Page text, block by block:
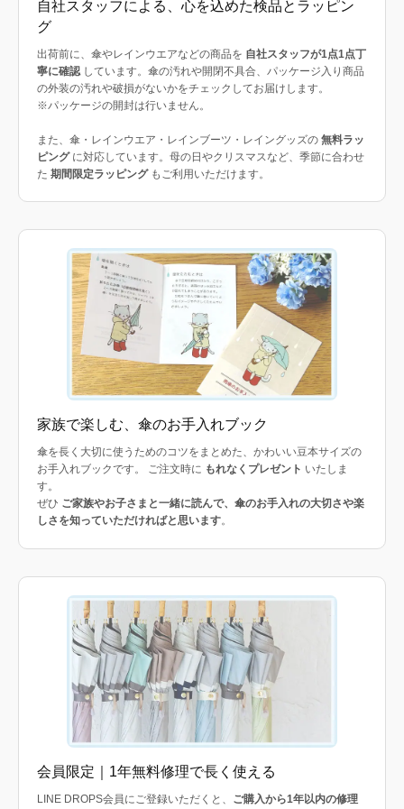
自社スタッフによる、心を込めた検品とラッピン
グ
出荷前に、傘やレインウエアなどの商品を 自社スタッフが1点1点丁
寧に確認 しています。傘の汚れや開閉不具合、パッケージ入り商品
の外装の汚れや破損がないかをチェックしてお届けします。
※パッケージの開封は行いません。
また、傘・レインウエア・レインブーツ・レイングッズの 無料ラッ
ピングに対応しています。母の日やクリスマスなど、季節に合わせ
た 期間限定ラッピングもご利用いただけます。
家族で楽しむ、傘のお手入れブック
傘を長く大切に使うためのコツをまとめた、かわいい豆本サイズの
お手入れブックです。 ご注文時に もれなくプレゼント いたしま
す。
ぜひ ご家族やお子さまと一緒に読んで、傘のお手入れの大切さや楽
しさを知っていただければと思います。
会員限定｜1年無料修理で長く使える
LINE DROPS会員にご登録いただくと、 ご購入から1年以内の修理